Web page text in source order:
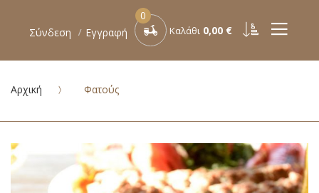
Σύνδεση Εγγραφή
0
Καλάθι 0,00 €
Αρχική Φατούς
Μετάβαση
στο
τέλος